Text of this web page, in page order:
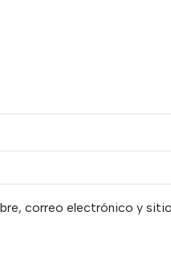
correo electrónico y